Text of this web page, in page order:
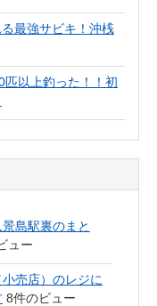
最強サビキ！沖桟
以上釣った！！初
島駅裏のまと
ュー
売店）のレジに
8件のビュー